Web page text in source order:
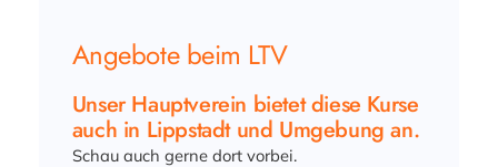
Angebote beim LTV
Unser Hauptverein bietet diese Kurse
auch in Lippstadt und Umgebung an.
Schau auch gerne dort vorbei.